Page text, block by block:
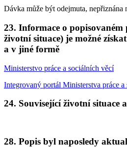
Dávka může být odejmuta, nepřiznána
23. Informace o popisovaném
životní situace) je možné
a v jiné formě
Ministerstvo práce a sociálních věcí
Integrovaný portál Ministerstva práce
24. Související životní situace
28. Popis byl naposledy